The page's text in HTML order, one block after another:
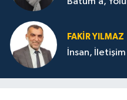
FAKIR YILMAZ
İnsan,